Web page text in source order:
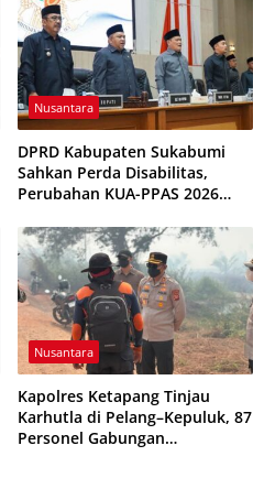
Nusantara
DPRD Kabupaten Sukabumi
Sahkan Perda Disabilitas,
Perubahan KUA-PPAS 2026
Nusantara
Kapolres Ketapang Tinjau
Karhutla di Pelang–Kepuluk, 87
Personel Gabungan